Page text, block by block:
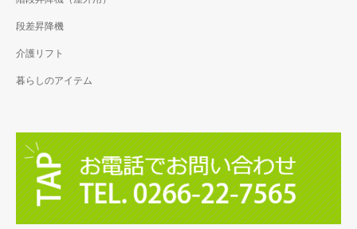
段差昇降機
介護リフト
暮らしのアイテム